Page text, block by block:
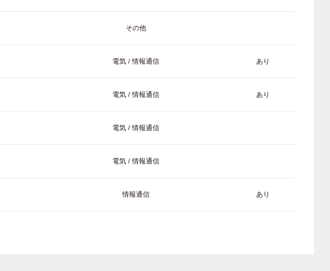
その他
電気 / 情報通信 あり
電気 / 情報通信 あり
電気 / 情報通信
電気 / 情報通信
情報通信 あり